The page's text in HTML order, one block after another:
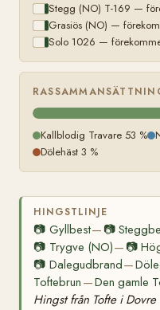
Stegg (NO) T-169 —
Grasiös (NO) —
Solo 1026 —
Kallblodig Travare 53 %
Dölehäst 3 %
HINGSTLINJE
📷 Gyllbest— 📷
📷 Trygve (NO)— 📷
📷 Dalegudbrand—
Toftebrun —Den gamle
Hingst från Tofte i Dovre